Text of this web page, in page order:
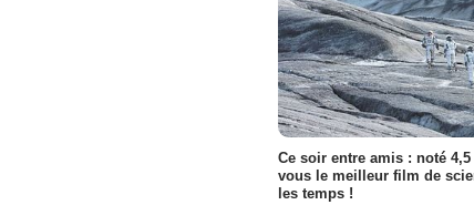
Ce soir entre amis : noté
vous le meilleur film de
les temps !